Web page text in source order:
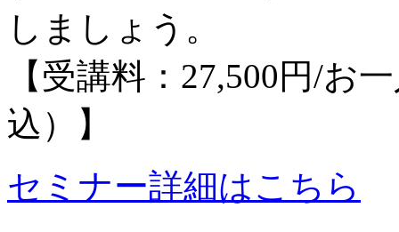
しましょう。
【受講料：27,500円/
込）】
セミナー詳細はこちら